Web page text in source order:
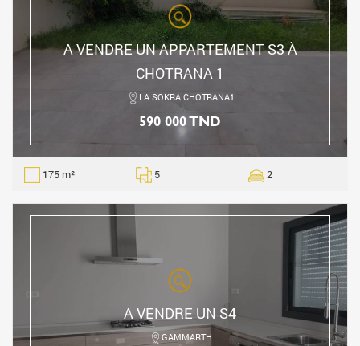
A VENDRE UN APPARTEMENT S3 À
CHOTRANA 1
LA SOKRA CHOTRANA1
590 000 TND
175 m² 5 2
A VENDRE UN S4
GAMMARTH